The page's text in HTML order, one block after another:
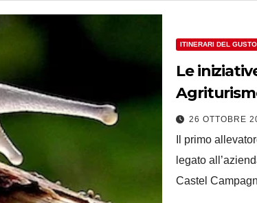
ITINERARI DEL GUSTO
Le iniziative a
26 OTTOBRE
Il primo
legato
Castel